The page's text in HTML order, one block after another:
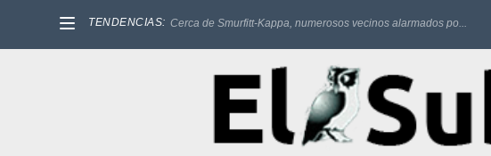
TENDENCIAS: Cerca de Smurfitt-Kappa, numerosos vecinos alarmados po...